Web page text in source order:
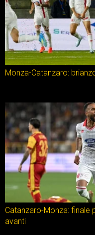
Monza-Catanzaro:
Catanzaro-Monza:
avanti